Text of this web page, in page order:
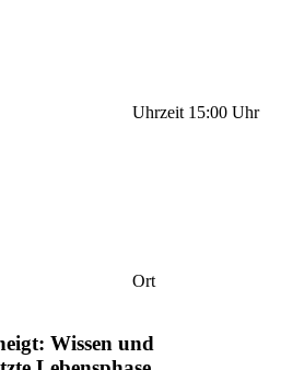
Uhrzeit 15:00 Uhr
Ort
Wissen und